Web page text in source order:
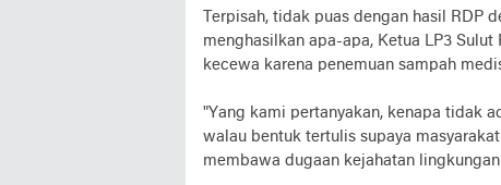
Terpisah, tidak puas dengan hasil RDP
menghasilkan apa-apa, Ketua LP3
kecewa karena penemuan sampah
"Yang kami pertanyakan, kenapa tidak
walau bentuk tertulis supaya
membawa dugaan kejahatan